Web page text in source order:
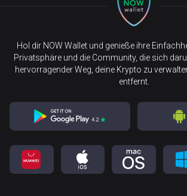
Hol dir NOW Wallet und genieße ihre
Privatsphäre und die Community, die sich
hervorragender Weg, deine Krypto zu
entfernt.